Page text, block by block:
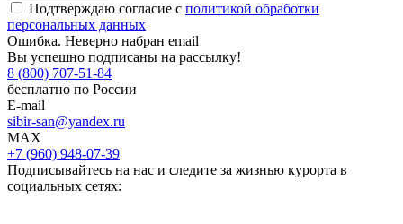
Подтверждаю согласие с политикой обработки
персональных данных
Ошибка. Неверно набран email
Вы успешно подписаны на рассылку!
8 (800) 707-51-84
бесплатно по России
E-mail
sibir-san@yandex.ru
MAX
+7 (960) 948-07-39
Подписывайтесь на нас и следите за жизнью курорта в
социальных сетях: